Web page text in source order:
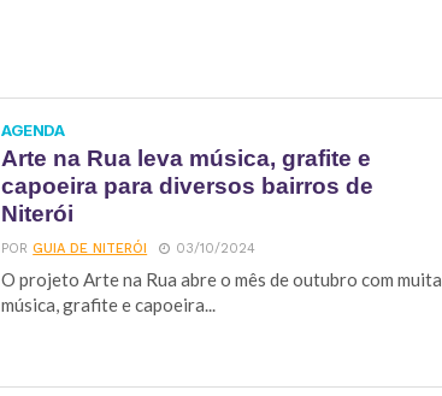
AGENDA
Arte na Rua leva música, grafite e
capoeira para diversos bairros de
Niterói
PORGUIA DE NITERÓI 03/10/2024
O projeto Arte na Rua abre o mês de outubro com muita
música, grafite e capoeira...